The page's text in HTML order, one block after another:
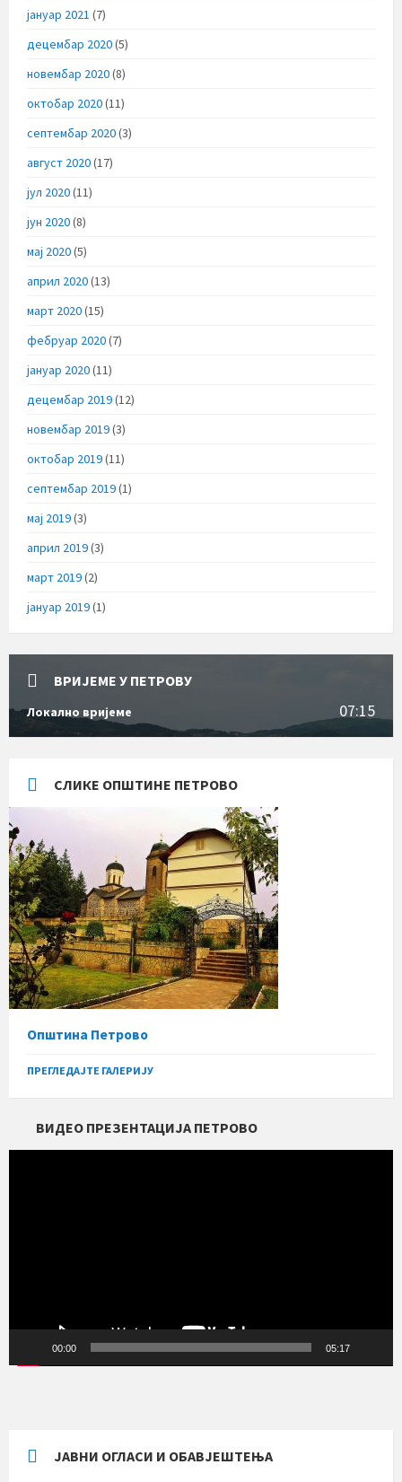
јануар 2021 (7)
децембар 2020(5)
новембар 2020(8)
октобар 2020(11)
септембар 2020(3)
август 2020(17)
јул 2020(11)
јун 2020(8)
мај 2020(5)
април 2020(13)
март 2020(15)
фебруар 2020(7)
јануар 2020(11)
децембар 2019(12)
новембар 2019(3)
октобар 2019(11)
септембар 2019(1)
мај 2019(3)
април 2019(3)
март 2019(2)
јануар 2019(1)
ВРИЈЕМЕ У ПЕТРОВУ
Локално вријеме 07:15
СЛИКЕ ОПШТИНЕ ПЕТРОВО
Општина Петрово
ПРЕГЛЕДАЈТЕ ГАЛЕРИЈУ
ВИДЕО ПРЕЗЕНТАЦИЈА ПЕТРОВО
00:00 05:17
ЈАВНИ ОГЛАСИ И ОБАВЈЕШТЕЊА